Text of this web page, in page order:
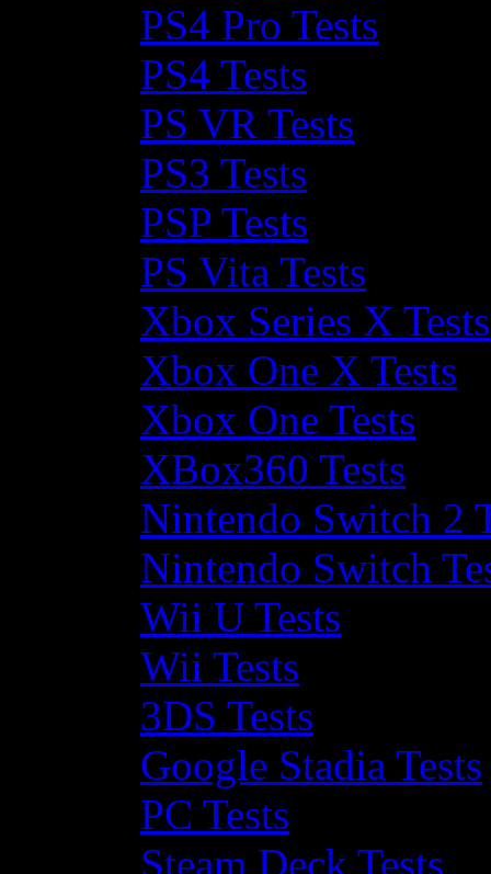
PS4 Pro Tests
PS4 Tests
PS VR Tests
PS3 Tests
PSP Tests
PS Vita Tests
Xbox Series X Tests
Xbox One X Tests
Xbox One Tests
XBox360 Tests
Nintendo Switch 2
Nintendo Switch
Wii U Tests
Wii Tests
3DS Tests
Google Stadia Tests
PC Tests
Steam Deck Tests